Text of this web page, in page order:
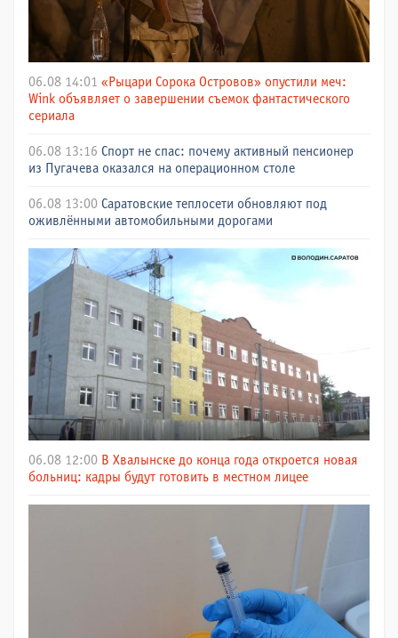
06.08 14:01 «Рыцари Сорока Островов» опустили меч:
Wink объявляет о завершении съемок фантастического
сериала
06.08 13:16 Спорт не спас: почему активный пенсионер
из Пугачева оказался на операционном столе
06.08 13:00 Саратовские теплосети обновляют под
оживлёнными автомобильными дорогами
06.08 12:00 В Хвалынске до конца года откроется новая
больниц: кадры будут готовить в местном лицее